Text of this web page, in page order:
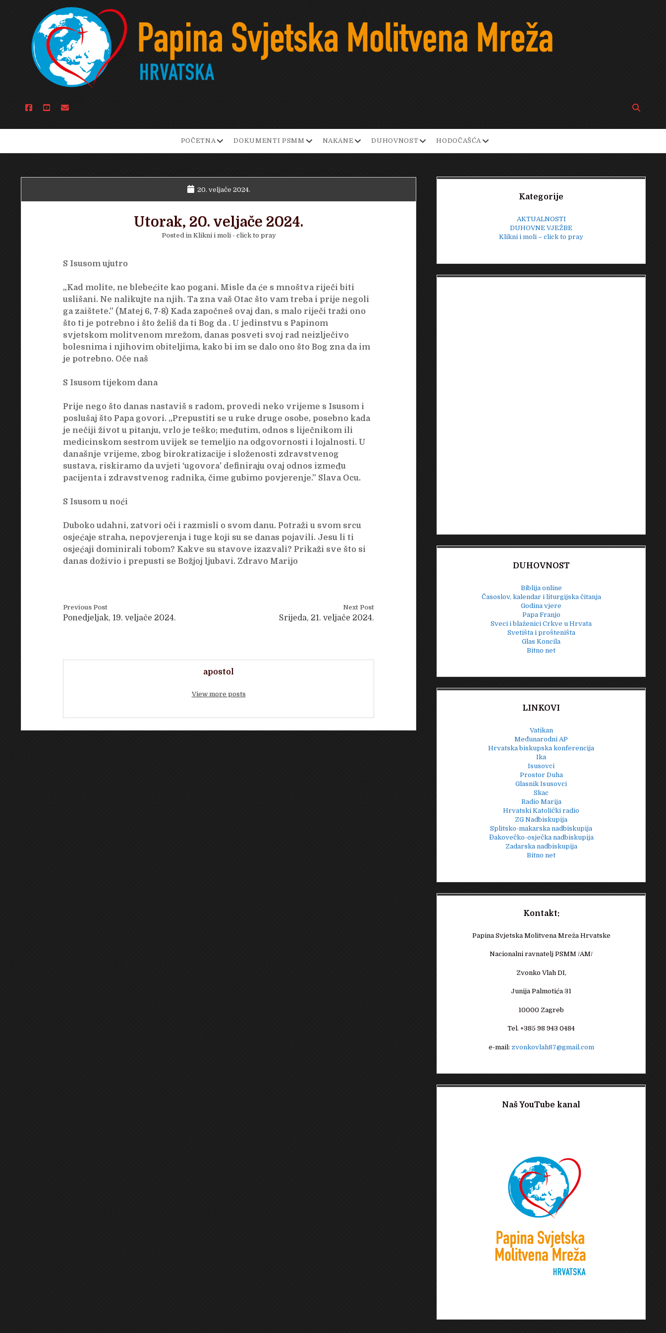
facebook
youtubeemail
Open
bar
POČETNAopen
menu
DOKUMENTI PSMM open
menu
NAKANE open
menu
DUHOVNOST open
menu
HODOČAŠĆA open
menu
20. veljače 2024.
Utorak, 20. veljače 2024.
Posted in Klikni i moli - click to pray
S Isusom ujutro
„Kad molite, ne blebećite kao pogani. Misle da će s mnoštva riječi biti
uslišani. Ne nalikujte na njih. Ta zna vaš Otac što vam treba i prije negoli
ga zaištete.” (Matej 6, 7-8) Kada započneš ovaj dan, s malo riječi traži ono
što ti je potrebno i što želiš da ti Bog da . U jedinstvu s Papinom
svjetskom molitvenom mrežom, danas posveti svoj rad neizlječivo
bolesnima i njihovim obiteljima, kako bi im se dalo ono što Bog zna da im
je potrebno. Oče naš
S Isusom tijekom dana
Prije nego što danas nastaviš s radom, provedi neko vrijeme s Isusom i
poslušaj što Papa govori. „Prepustiti se u ruke druge osobe, posebno kada
je nečiji život u pitanju, vrlo je teško; međutim, odnos s liječnikom ili
medicinskom sestrom uvijek se temeljio na odgovornosti i lojalnosti. U
današnje vrijeme, zbog birokratizacije i složenosti zdravstvenog
sustava, riskiramo da uvjeti ‘ugovora’ definiraju ovaj odnos između
pacijenta i zdravstvenog radnika, čime gubimo povjerenje.” Slava Ocu.
S Isusom u noći
Duboko udahni, zatvori oči i razmisli o svom danu. Potraži u svom srcu
osjećaje straha, nepovjerenja i tuge koji su se danas pojavili. Jesu li ti
osjećaji dominirali tobom? Kakve su stavove izazvali? Prikaži sve što si
danas doživio i prepusti se Božjoj ljubavi. Zdravo Marijo
Previous Post
Ponedjeljak, 19. veljače 2024.
Next Post
Srijeda, 21. veljače 2024.
apostol
View more posts
Sidebar
Kategorije
AKTUALNOSTI
DUHOVNE VJEŽBE
Klikni i moli – click to pray
DUHOVNOST
Biblija online
Časoslov, kalendar i liturgijska čitanja
Godina vjere
Papa Franjo
Sveci i blaženici Crkve u Hrvata
Svetišta i prošteništa
Glas Koncila
Bitno net
LINKOVI
Vatikan
Međunarodni AP
Hrvatska biskupska konferencija
Ika
Isusovci
Prostor Duha
Glasnik Isusovci
Skac
Radio Marija
Hrvatski Katolički radio
ZG Nadbiskupija
Splitsko-makarska nadbiskupija
Đakovečko-osječka nadbiskupija
Zadarska nadbiskupija
Bitno net
Kontakt:
Papina Svjetska Molitvena Mreža Hrvatske
Nacionalni ravnatelj PSMM /AM/
Zvonko Vlah DI,
Junija Palmotića 31
10000 Zagreb
Tel. +385 98 943 0484
e-mail: zvonkovlah87@gmail.com
Naš YouTube kanal